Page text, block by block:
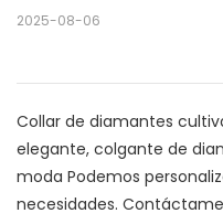
2025-08-06
Collar de diamantes
elegante, colgante de
moda Podemos
necesidades.